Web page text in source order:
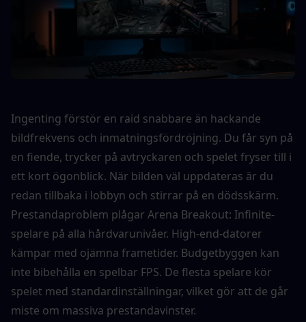
Ingenting förstör en raid snabbare än hackande
bildfrekvens och inmatningsfördröjning. Du får syn på
en fiende, trycker på avtryckaren och spelet fryser till i
ett kort ögonblick. När bilden väl uppdateras är du
redan tillbaka i lobbyn och stirrar på en dödsskärm.
Prestandaproblem plågar Arena Breakout: Infinite-
spelare på alla hårdvarunivåer. High-end-datorer
kämpar med ojämna frametider. Budgetbyggen kan
inte bibehålla en spelbar FPS. De flesta spelare kör
spelet med standardinställningar, vilket gör att de går
miste om massiva prestandavinster.